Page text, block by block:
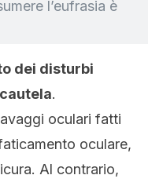
l’eufrasia è
dei disturbi
.
oculari fatti
oculare,
Al contrario,